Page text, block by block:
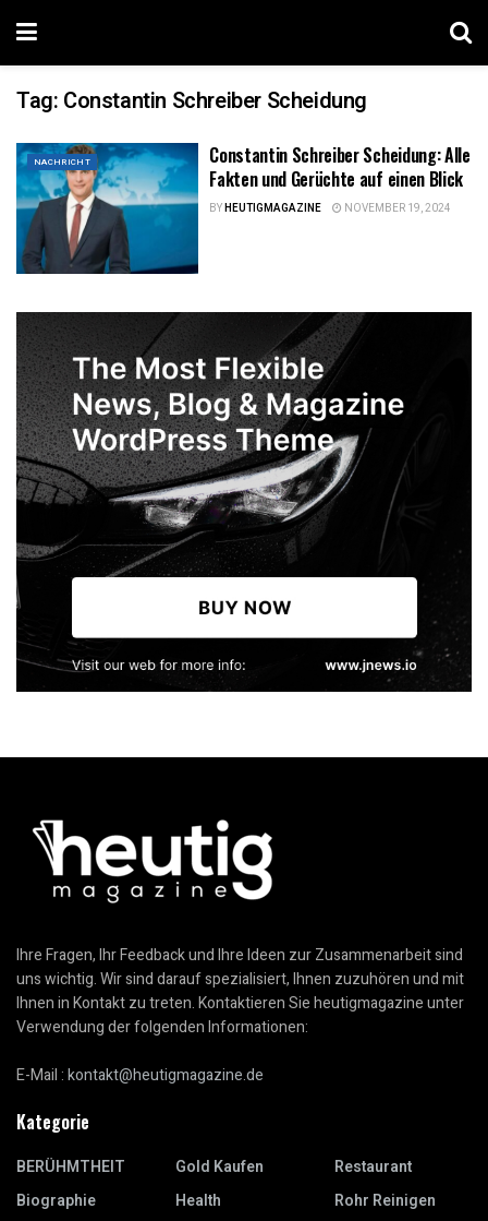
Tag: Constantin Schreiber Scheidung
NACHRICHT
Constantin Schreiber Scheidung: Alle
Fakten und Gerüchte auf einen Blick
BYHEUTIGMAGAZINE NOVEMBER 19, 2024
Ihre Fragen, Ihr Feedback und Ihre Ideen zur Zusammenarbeit sind
uns wichtig. Wir sind darauf spezialisiert, Ihnen zuzuhören und mit
Ihnen in Kontakt zu treten. Kontaktieren Sie heutigmagazine unter
Verwendung der folgenden Informationen:
E-Mail :kontakt@heutigmagazine.de
Kategorie
BERÜHMTHEIT
Biographie
Gold Kaufen
Health
Restaurant
Rohr Reinigen